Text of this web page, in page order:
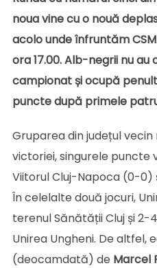
noua vine cu o nouă
acolo unde înfruntăm
ora 17.00. Alb-negrii nu
campionat și ocupă
puncte după primele
Gruparea din județul
victoriei, singurele puncte
Viitorul Cluj-Napoca (0-0)
În celelalte două jocuri,
terenul Sănătății Cluj și 2-
Unirea Ungheni. De altfel,
(deocamdată) de Marcel